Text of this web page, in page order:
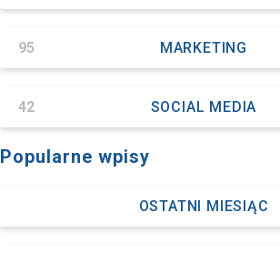
MARKETING
95
SOCIAL MEDIA
42
Popularne wpisy
OSTATNI MIESIĄC